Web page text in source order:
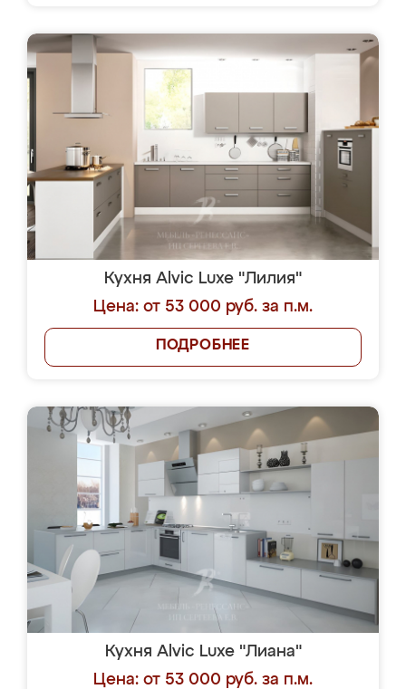
Кухня Alvic Luxe "Лилия"
Цена: от 53 000 руб. за п.м.
ПОДРОБНЕЕ
Кухня Alvic Luxe "Лиана"
Цена: от 53 000 руб. за п.м.